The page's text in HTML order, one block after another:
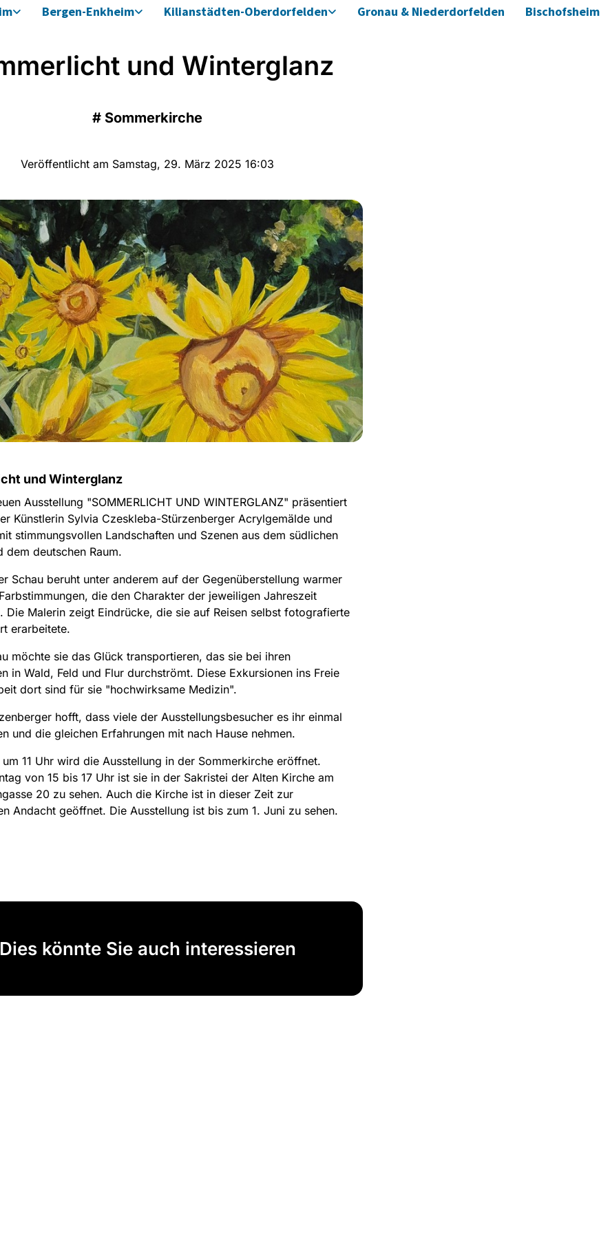
Bergen-Enkheim Kilianstädten-Oberdorfelden Gronau & Niederdorfelden Bischofsheim
und Winterglanz
# Sommerkirche
Veröffentlicht am Samstag, 29. März 2025 16:03
und Winterglanz
Ausstellung "SOMMERLICHT UND WINTERGLANZ" präsentiert
Künstlerin Sylvia Czeskleba-Stürzenberger Acrylgemälde und
stimmungsvollen Landschaften und Szenen aus dem südlichen
dem deutschen Raum.
Schau beruht unter anderem auf der Gegenüberstellung warmer
die den Charakter der jeweiligen Jahreszeit
Die Malerin zeigt Eindrücke, die sie auf Reisen selbst fotografierte
erarbeitete.
möchte sie das Glück transportieren, das sie bei ihren
in Wald, Feld und Flur durchströmt. Diese Exkursionen ins Freie
dort sind für sie "hochwirksame Medizin".
hofft, dass viele der Ausstellungsbesucher es ihr einmal
und die gleichen Erfahrungen mit nach Hause nehmen.
um 11 Uhr wird die Ausstellung in der Sommerkirche eröffnet.
von 15 bis 17 Uhr ist sie in der Sakristei der Alten Kirche am
20 zu sehen. Auch die Kirche ist in dieser Zeit zur
Andacht geöffnet. Die Ausstellung ist bis zum 1. Juni zu sehen.
Dies könnte Sie auch interessieren